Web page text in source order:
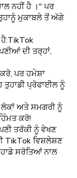
ਨਹੀਂ ਹੈ ।" ਪਰ
ਮੁਕਾਬਲੇ ਤੋਂ ਅੱਗੇ
ਦੀ ਤਰ੍ਹਾਂ,
ਪਰ ਹਮੇਸ਼ਾ
ਪ੍ਰੋਫਾਈਲ ਨੂੰ
ਅਤੇ ਸਮਗਰੀ ਨੂੰ
ਕਰੋ!
ਤਰੱਕੀ ਨੂੰ ਵੇਖਣ
TikTok ਵਿਸ਼ਲੇਸ਼ਣ
ਸਰੋਤਿਆਂ ਨਾਲ